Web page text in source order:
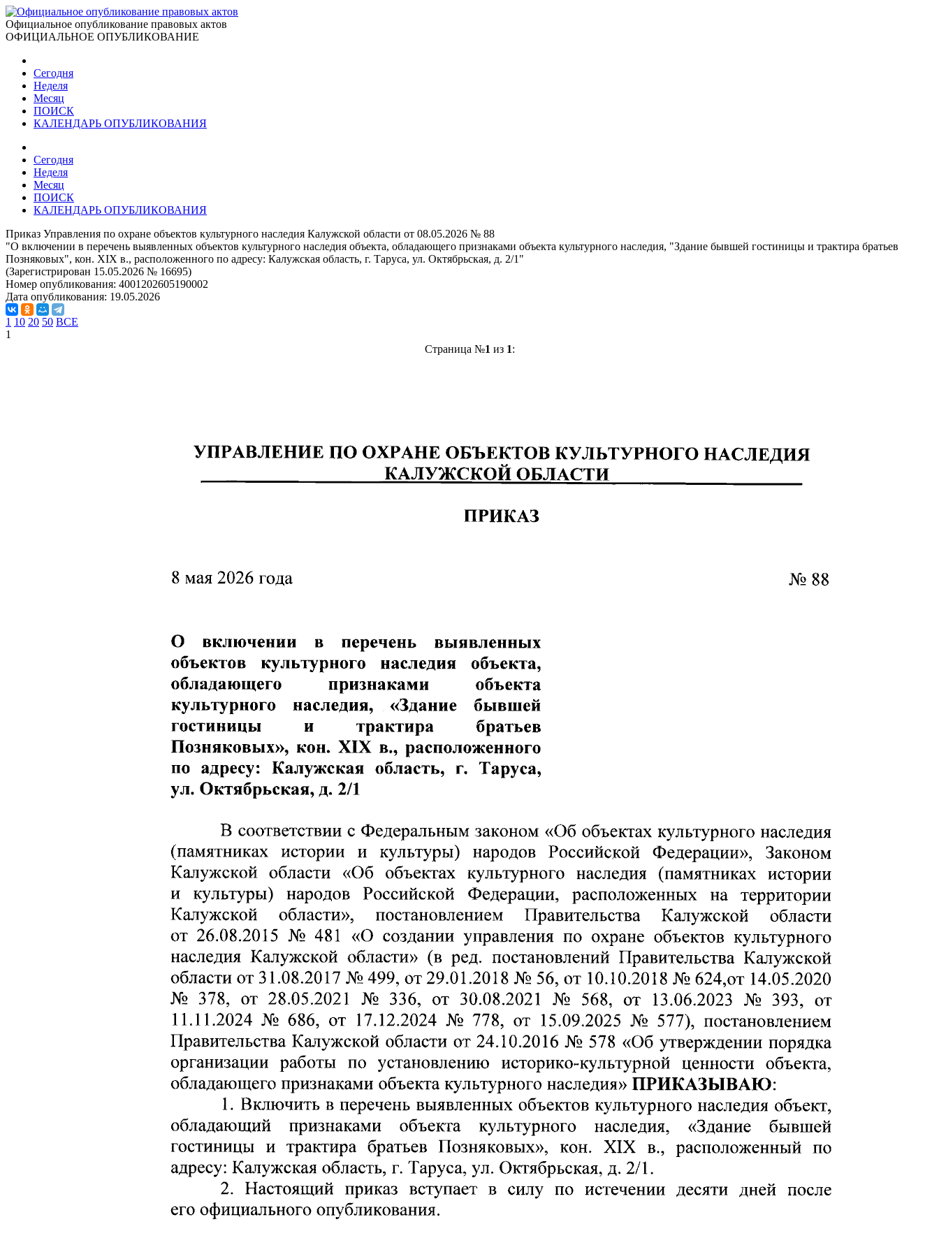
Официальное опубликование правовых актов
ОФИЦИАЛЬНОЕ ОПУБЛИКОВАНИЕ
Сегодня
Неделя
Месяц
ПОИСК
КАЛЕНДАРЬ ОПУБЛИКОВАНИЯ
Сегодня
Неделя
Месяц
ПОИСК
КАЛЕНДАРЬ ОПУБЛИКОВАНИЯ
Приказ Управления по охране объектов культурного наследия Калужской области от 08.05.2026 № 88
"О включении в перечень выявленных объектов культурного наследия объекта, обладающего признаками объекта культурного наследия, "Здание бывшей гостиницы и трактира братьев
Позняковых", кон. XIX в., расположенного по адресу: Калужская область, г. Таруса, ул. Октябрьская, д. 2/1"
(Зарегистрирован 15.05.2026 № 16695)
Номер опубликования: 4001202605190002
Дата опубликования: 19.05.2026
1 10 20 50 ВСЕ
1
Страница №1 из 1: